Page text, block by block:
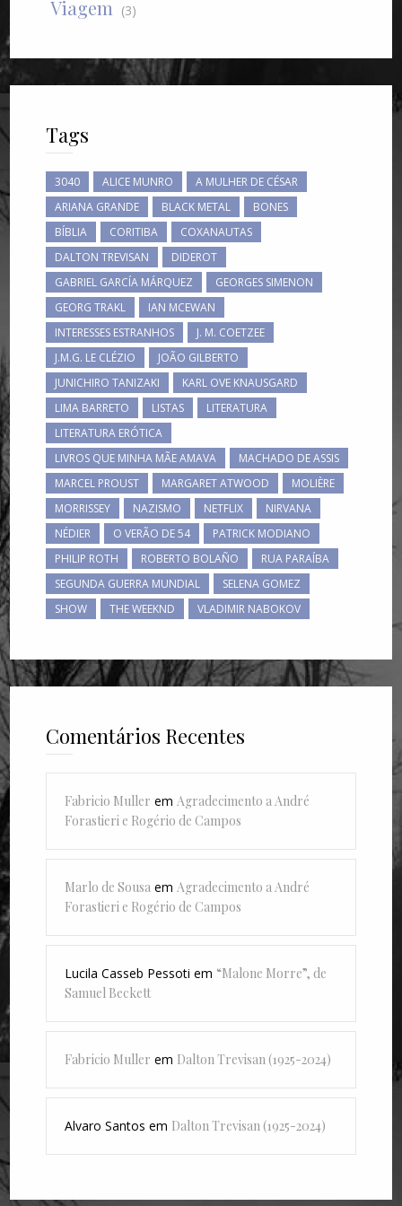
Viagem (3)
Tags
3040 ALICE MUNRO
A MULHER DE CÉSAR
ARIANA GRANDE
BLACK METAL
BONES
BÍBLIA
CORITIBA
COXANAUTAS
DALTON TREVISAN
DIDEROT
GABRIEL GARCÍA MÁRQUEZ
GEORGES SIMENON
GEORG TRAKL
IAN MCEWAN
INTERESSES ESTRANHOS
J. M. COETZEE
J.M.G. LE CLÉZIO
JOÃO GILBERTO
JUNICHIRO TANIZAKI
KARL OVE KNAUSGARD
LIMA BARRETO
LISTAS
LITERATURA
LITERATURA ERÓTICA
LIVROS QUE MINHA MÃE AMAVA
MACHADO DE ASSIS
MARCEL PROUST
MARGARET ATWOOD
MOLIÈRE
MORRISSEY
NAZISMO NETFLIX
NIRVANA
NÉDIER
O VERÃO DE 54
PATRICK MODIANO
PHILIP ROTH
ROBERTO BOLAÑO
RUA PARAÍBA
SEGUNDA GUERRA MUNDIAL
SELENA GOMEZ
SHOW
THE WEEKND VLADIMIR NABOKOV
Comentários Recentes
Fabricio Muller emAgradecimento a André
Forastieri e Rogério de Campos
Marlo de Sousa emAgradecimento a André
Forastieri e Rogério de Campos
Lucila Casseb Pessoti em “Malone Morre”, de
Samuel Beckett
Fabricio Muller em Dalton Trevisan (1925-2024)
Alvaro Santos em Dalton Trevisan (1925-2024)